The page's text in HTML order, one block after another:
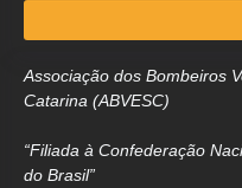
Associação dos Bombeiros
Catarina (ABVESC)
“Filiada à Confederação
do Brasil”